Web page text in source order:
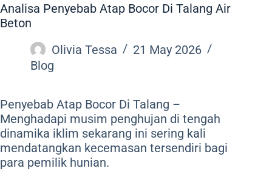
Analisa Penyebab Atap Bocor Di Talang Air
Beton
Olivia Tessa
21 May 2026
Blog
Penyebab Atap Bocor Di Talang –
Menghadapi musim penghujan di tengah
dinamika iklim sekarang ini sering kali
mendatangkan kecemasan tersendiri bagi
para pemilik hunian.